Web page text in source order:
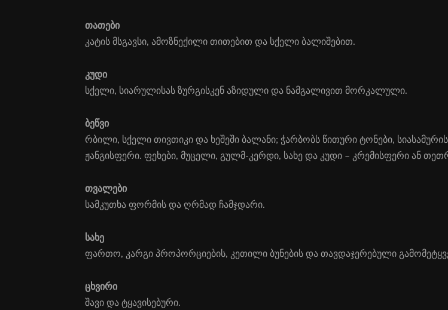
თათები
კა­ტის მსგავ­სი, ამოზნექილი თითებით და სქე­ლი ბა­ლი­შე­ბით.
კუ­დი
სქე­ლი, სი­ა­რუ­ლი­სას ზურ­გის­კენ აზი­დუ­ლი და ნამ­გა­ლი­ვით მორ­კა­ლუ­ლი.
ბეწ­ვი
რბი­ლი, სქე­ლი თივთიკი და ხე­შე­ში ბალანი; ჭარ­ბობს წი­თური ტო­ნე­ბი,
ჟანგისფერი. ფეხები, მუცელი, გულმ-კერდი, სახე და კუდი – კრემისფერი ან
თვა­ლე­ბი
სამ­კუთხა ფორ­მის და ღრმად ჩამ­ჯდა­რი.
სა­ხე
ფარ­თო, კარ­გი პრო­პორ­ცი­ე­ბის, კე­თი­ლი ბუ­ნე­ბის და თავ­და­ჯე­რე­ბუ­ლი
ცხვი­რი
შა­ვი და ტყა­ვი­სე­ბუ­რი.